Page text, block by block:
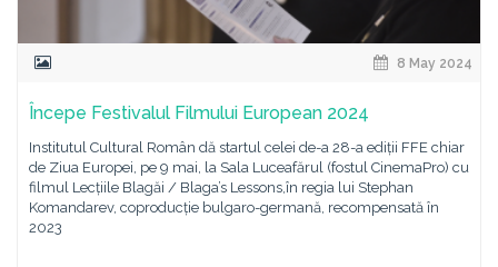
8 May 2024
Începe Festivalul Filmului European 2024
Institutul Cultural Român dă startul celei de-a 28-a ediții FFE chiar
de Ziua Europei, pe 9 mai, la Sala Luceafărul (fostul CinemaPro) cu
filmul Lecțiile Blagăi / Blaga’s Lessons,în regia lui Stephan
Komandarev, coproducție bulgaro-germană, recompensată în
2023